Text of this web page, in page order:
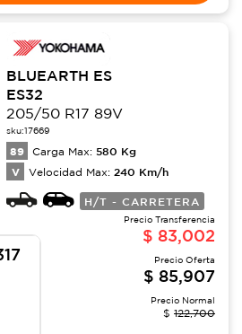
BLUEARTH ES
ES32
205/50 R17 89V
sku:17669
89 Carga Max: 580 Kg
V Velocidad Max: 240 Km/h
H/T - CARRETERA
Precio Transferencia
$ 83,002
Precio Oferta
$ 85,907
Precio Normal
$ 122,700